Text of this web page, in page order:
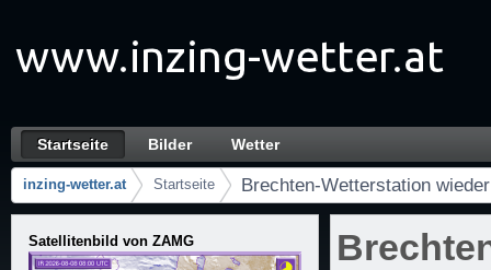
Brechten-Wetterstation wieder voll
Navigation
Startseite Bilder Wetter
Brotkrumen (Wo bin ich?)
inzing-wetter.at Startseite Brechten-Wetterstation
Satellitenbild von ZAMG